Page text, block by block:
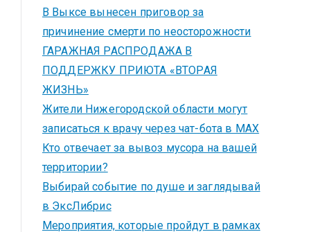
В Выксе вынесен приговор за
причинение смерти по неосторожности
ГАРАЖНАЯ РАСПРОДАЖА В
ПОДДЕРЖКУ ПРИЮТА «ВТОРАЯ
ЖИЗНЬ»
Жители Нижегородской области могут
записаться к врачу через чат-бота в MAX
Кто отвечает за вывоз мусора на вашей
территории?
Выбирай событие по душе и заглядывай
в ЭксЛибрис
Мероприятия, которые пройдут в рамках